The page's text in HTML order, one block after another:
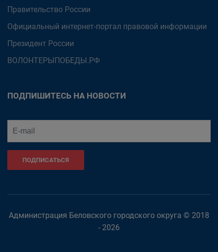
Правительство России
Официальный интернет-портал правовой информации
Президент России
ВОЛОНТЕРЫПОБЕДЫ.РФ
ПОДПИШИТЕСЬ НА НОВОСТИ
ПОДПИСАТЬСЯ
Администрация Беловского городского округа © 2018
- 2026